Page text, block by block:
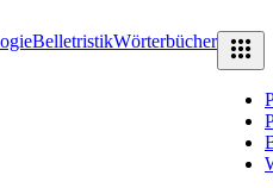
BelletristikWörterbücher